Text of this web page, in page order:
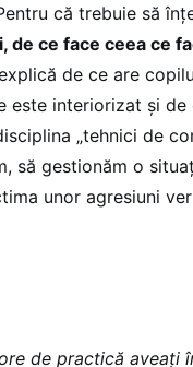
că trebuie să
de ce face ceea ce
de ce are
este interiorizat și
„tehnici de
să gestionăm o
unor agresiuni
de practică aveați